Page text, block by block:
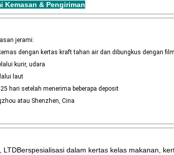
Kemasan & Pengiriman
jerami:
dengan kertas kraft tahan air dan dibungkus dengan
kurir, udara
laut
hari setelah menerima beberapa deposit
atau Shenzhen, Cina
LTDBerspesialisasi dalam kertas kelas makanan,